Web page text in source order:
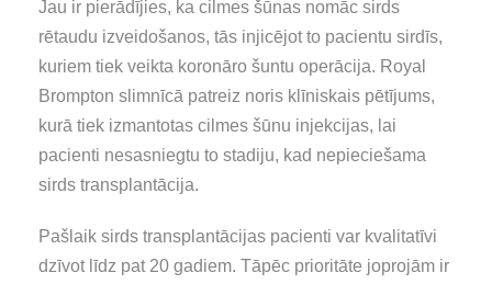
Jau ir pierādījies, ka cilmes šūnas nomāc sirds
rētaudu izveidošanos, tās injicējot to pacientu sirdīs,
kuriem tiek veikta koronāro šuntu operācija. Royal
Brompton slimnīcā patreiz noris klīniskais pētījums,
kurā tiek izmantotas cilmes šūnu injekcijas, lai
pacienti nesasniegtu to stadiju, kad nepieciešama
sirds transplantācija.
Pašlaik sirds transplantācijas pacienti var kvalitatīvi
dzīvot līdz pat 20 gadiem. Tāpēc prioritāte joprojām ir